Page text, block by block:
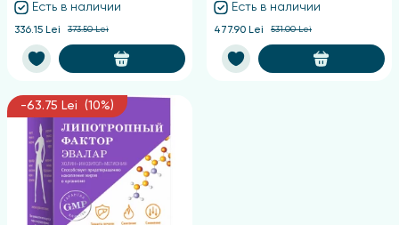
Есть в наличии
336.15 Lei 373.50 Lei
Есть в наличии
477.90 Lei 531.00 Lei
-63.75 Lei (10%)